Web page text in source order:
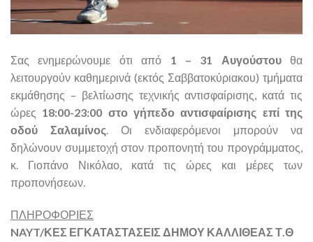
Σας ενημερώνουμε ότι από 1 – 31 Αυγούστουθα
λειτουργούν καθημερινά (εκτός Σαββατοκύριακου) τμήματα
εκμάθησης – βελτίωσης τεχνικής αντισφαίρισης, κατά τις
ώρες 18:00-23:00 στο γήπεδο αντισφαίρισης επί της
οδού Σαλαμίνος. Οι ενδιαφερόμενοι μπορούν να
δηλώνουν συμμετοχή στον προπονητή του προγράμματος,
κ. Γιοπάνο Νικόλαο, κατά τις ώρες και μέρες των
προπονήσεων.
ΠΛΗΡΟΦΟΡΙΕΣ
NAYT/ΚΕΣ ΕΓΚΑΤΑΣΤΑΣΕΙΣ ΔΗΜΟΥ ΚΑΛΛΙΘΕΑΣ Τ.Θ